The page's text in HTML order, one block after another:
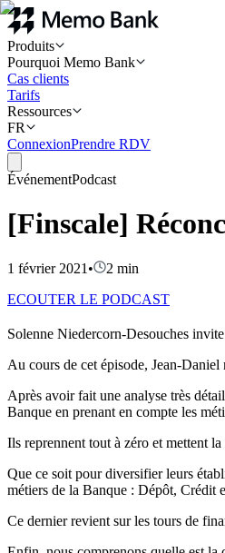
Produits
Pourquoi Memo Bank
Cas clients
Tarifs
Ressources
FR
ConnexionPrendre RDV
ÉvénementPodcast
[Finscale]
1 février 2021 • 2 min
ECOUTER LE PODCAST
Solenne Niedercorn-Desouches
Au cours de cet épisode, Jean-
Après avoir fait une analyse très
Banque en prenant en compte les
Ils reprennent tout à zéro et mettent
Que ce soit pour diversifier leurs
métiers de la Banque : Dépôt, Crédit
Ce dernier revient sur les tours de